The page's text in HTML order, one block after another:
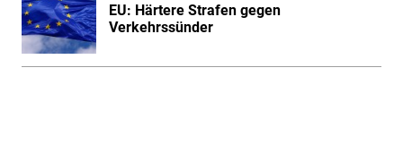
EU: Härtere Strafen gegen
Verkehrssünder